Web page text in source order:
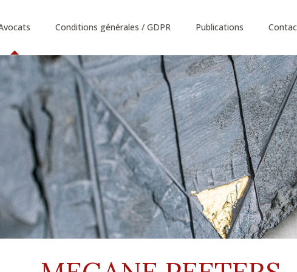
Conditions générales / GDPR Publications